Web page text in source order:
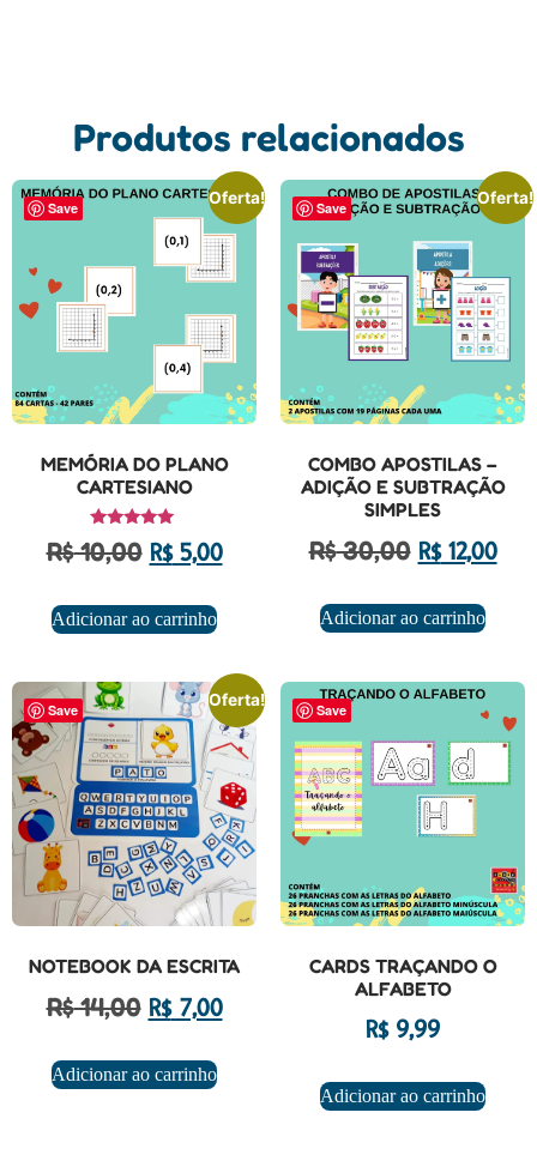
Produtos relacionados
Save
Oferta!
MEMÓRIA DO PLANO
CARTESIANO
Avaliação
5.00
de 5
R$10,00 R$5,00
Adicionar ao carrinho
Save
Oferta!
COMBO APOSTILAS –
ADIÇÃO E SUBTRAÇÃO
SIMPLES
R$30,00 R$12,00
Adicionar ao carrinho
Save
Oferta!
NOTEBOOK DA ESCRITA
R$14,00 R$7,00
Adicionar ao carrinho
Save
CARDS TRAÇANDO O
ALFABETO
R$9,99
Adicionar ao carrinho